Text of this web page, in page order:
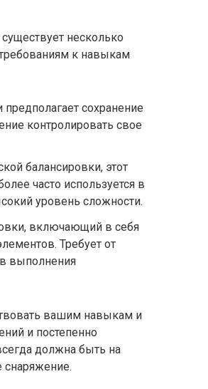
несколько
к навыкам
сохранение
контролировать свое
балансировки, этот
часто используется в
уровень сложности.
включающий в себя
Требует от
выполнения
вашим навыкам и
и постепенно
должна быть на
снаряжение.